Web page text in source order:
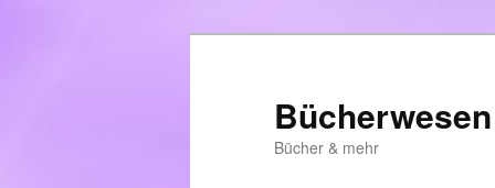
Bücherwesen
Bücher & mehr